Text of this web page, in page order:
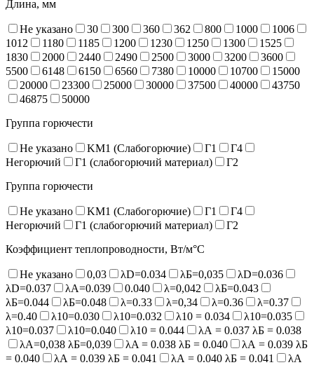
Длина, мм
Не указано 30 300 360 362 800 1000
1006
1012
1180 1185 1200 1230 1250 1300
1525
1830
2000 2440 2490 2500 3000 3200
3600
5500
6148 6150 6560 7380 10000 10700
15000
20000
23300 25000 30000 37500 40000
43750
46875
50000
Группа горючести
Не указано KM1 (Слабогорючие) Г1
Г4
Негорючий
Г1 (слабогорючий материал)
Г2
Группа горючести
Не указано KM1 (Слабогорючие) Г1
Г4
Негорючий
Г1 (слабогорючий материал)
Г2
Коэффициент теплопроводности, Вт/м°С
Не указано 0,03 λD=0.034 λБ=0,035
λD=0.036
λD=0.037
λA=0.039 0.040 λ=0,042
λБ=0.043
λБ=0.044
λБ=0.048 λ=0.33 λ=0,34 λ=0.36
λ=0.37
λ=0.40
λ10=0.030 λ10=0.032 λ10 = 0.034
λ10=0.035
λ10=0.037
λ10=0.040 λ10 = 0.044
λА = 0.037 λБ = 0.038
λА=0,038 λБ=0,039
λA = 0.038 λБ = 0.040
λА = 0.039 λБ
= 0.040
λА = 0.039 λБ = 0.041 λА = 0.040 λБ = 0.041
λА